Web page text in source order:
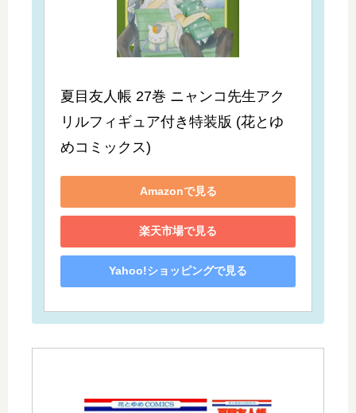
夏目友人帳 27巻 ニャンコ先生アク
リルフィギュア付き特装版 (花とゆ
めコミックス)
Amazonで見る
楽天市場で見る
Yahoo!ショッピングで見る